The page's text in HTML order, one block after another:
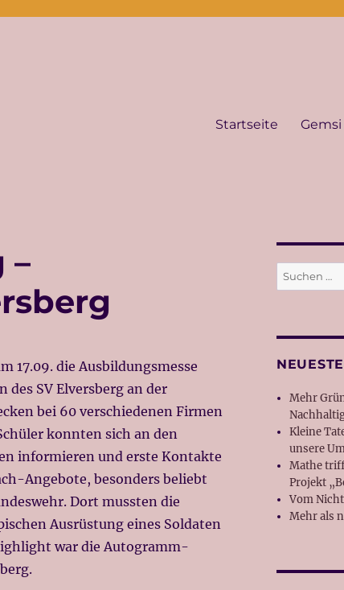
Startseite Gemsi
–
17.09. die Ausbildungsmesse
des SV Elversberg an der
bei 60 verschiedenen Firmen
konnten sich an den
informieren und erste Kontakte
Angebote, besonders beliebt
Dort mussten die
Ausrüstung eines Soldaten
war die Autogramm-
Suche
nach:
Mehr
Kleine
unsere
Mathe
Projekt
Vom
Mehr als